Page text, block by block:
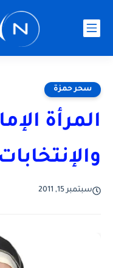
سحر حمزة
المرأة
والإنتخابات
سبتمبر 15, 2011